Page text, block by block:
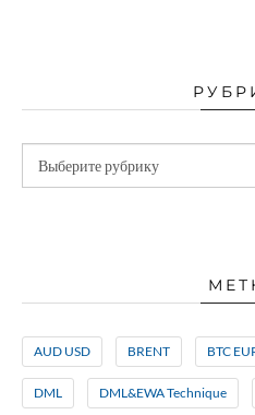
AUD USD BRENT BTC
DML DML&EWA Technique